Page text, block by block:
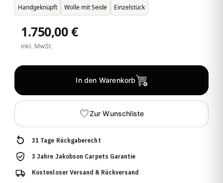
Handgeknüpft Wolle mit Seide Einzelstück
1.750,00 €
inkl. MwSt.
In den Warenkorb
Zur Wunschliste
31 Tage Rückgaberecht
3 Jahre Jakobson Carpets Garantie
Kostenloser Versand & Rückversand